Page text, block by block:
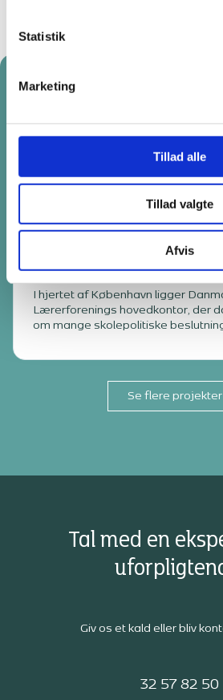
Statistik
Marketing
Tillad alle
Tillad valgte
Afvis
Udvalgte
København K
Transformation og tilbygning -
Lærerforening
I hjertet af København ligger
Lærerforenings hovedkontor, der
om mange skolepolitiske
Se flere projekter
Tal med en
Giv os et kald eller bliv
32 57 82 50